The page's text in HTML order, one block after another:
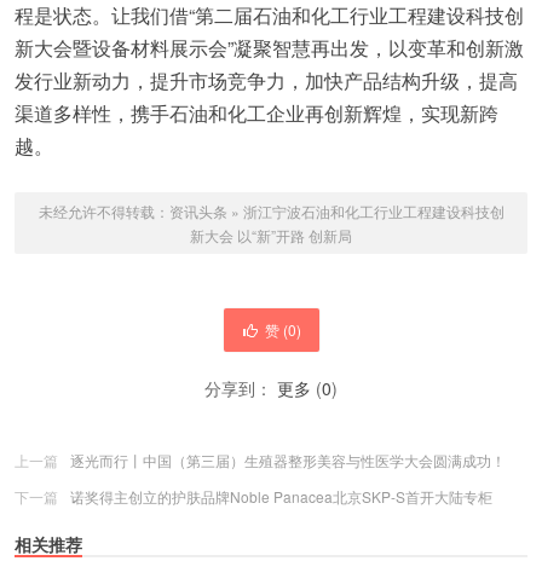
程是状态。让我们借“第二届石油和化工行业工程建设科技创
新大会暨设备材料展示会”凝聚智慧再出发，以变革和创新激
发行业新动力，提升市场竞争力，加快产品结构升级，提高
渠道多样性，携手石油和化工企业再创新辉煌，实现新跨
越。
未经允许不得转载： 资讯头条 » 浙江宁波石油和化工行业工程建设科技创
新大会 以“新”开路 创新局
赞 (0)
分享到： 更多 (0)
上一篇
逐光而行丨中国（第三届）生殖器整形美容与性医学大会圆满成功！
下一篇
诺奖得主创立的护肤品牌Noble Panacea北京SKP-S首开大陆专柜
相关推荐